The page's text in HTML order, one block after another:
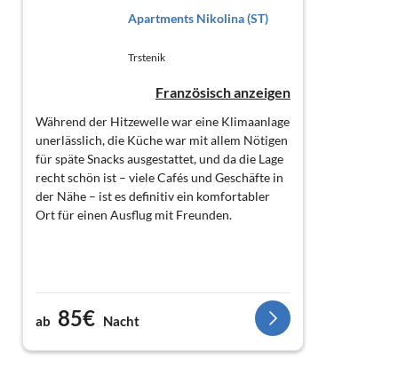
Apartments Nikolina (ST)
Trstenik
Französisch anzeigen
Während der Hitzewelle war eine Klimaanlage
unerlässlich, die Küche war mit allem Nötigen
für späte Snacks ausgestattet, und da die Lage
recht schön ist – viele Cafés und Geschäfte in
der Nähe – ist es definitiv ein komfortabler
Ort für einen Ausflug mit Freunden.
ab 85€ Nacht